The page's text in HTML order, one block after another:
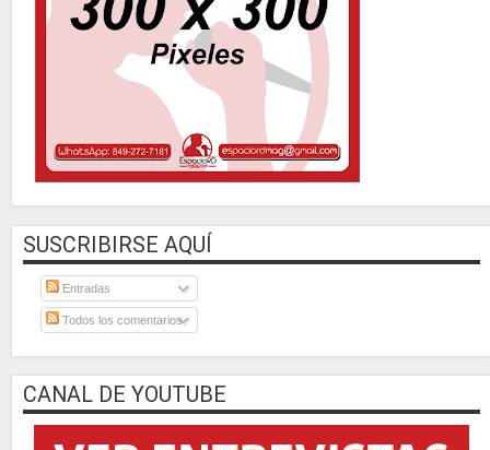
SUSCRIBIRSE AQUÍ
Entradas
Todos los comentarios
CANAL DE YOUTUBE